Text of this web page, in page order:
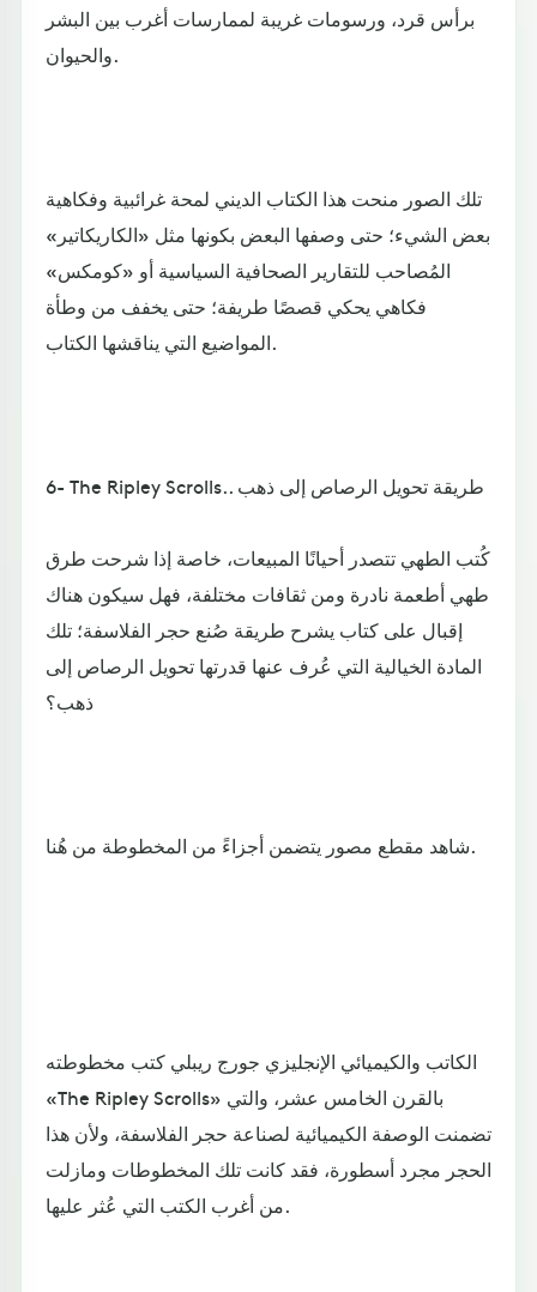
برأس قرد، ورسومات غريبة لممارسات أغرب بين البشر
والحيوان.
تلك الصور منحت هذا الكتاب الديني لمحة غرائبية وفكاهية
بعض الشيء؛ حتى وصفها البعض بكونها مثل «الكاريكاتير»
المُصاحب للتقارير الصحافية السياسية أو «كومكس»
فكاهي يحكي قصصًا طريفة؛ حتى يخفف من وطأة
المواضيع التي يناقشها الكتاب.
6- The Ripley Scrolls.. طريقة تحويل الرصاص إلى ذهب
كُتب الطهي تتصدر أحيانًا المبيعات، خاصة إذا شرحت طرق
طهي أطعمة نادرة ومن ثقافات مختلفة، فهل سيكون هناك
إقبال على كتاب يشرح طريقة صُنع حجر الفلاسفة؛ تلك
المادة الخيالية التي عُرف عنها قدرتها تحويل الرصاص إلى
ذهب؟
شاهد مقطع مصور يتضمن أجزاءً من المخطوطة من هُنا.
الكاتب والكيميائي الإنجليزي جورج ريبلي كتب مخطوطته
«The Ripley Scrolls» بالقرن الخامس عشر، والتي
تضمنت الوصفة الكيميائية لصناعة حجر الفلاسفة، ولأن هذا
الحجر مجرد أسطورة، فقد كانت تلك المخطوطات ومازلت
من أغرب الكتب التي عُثر عليها.